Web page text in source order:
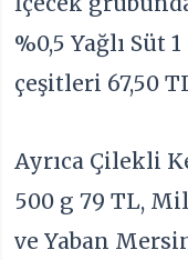
%0,5 Yağlı Süt
çeşitleri 67,50
Ayrıca Çilekli
500 g 79 TL,
ve Yaban